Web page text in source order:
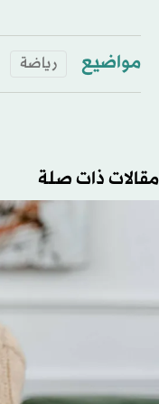
مواضيع رياضة
مقالات ذات صلة